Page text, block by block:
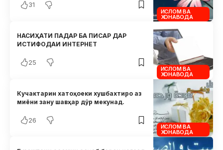
ИСЛОМ ВА
ХОНАВОДА
31
ИСЛОМ ВА
ХОНАВОДА
НАСИҲАТИ ПАДАР БА ПИСАР ДАР
ИСТИФОДАИ ИНТЕРНЕТ
25
ИСЛОМ ВА
ХОНАВОДА
Кучактарин хатоҳоеки хушбахтиро аз
миёни зану шавҳар дӯр мекунад.
26